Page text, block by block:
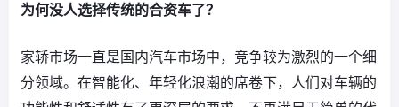
为何没人选择传统的合资车了？
家轿市场一直是国内汽车市场中，竞争较为激烈的一个细
分领域。在智能化、年轻化浪潮的席卷下，人们对车辆的